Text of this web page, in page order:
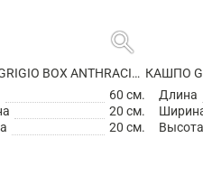
search
КАШПО GRIGIO BOX ANTHRACITE
60 см.
20 см.
20 см.
Длина
Высота